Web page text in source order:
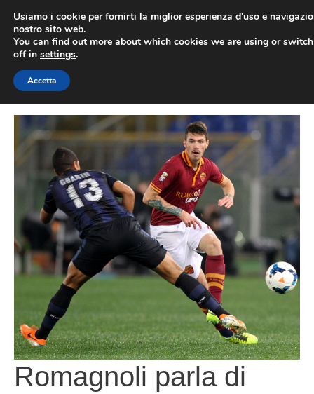
contenuto
Romagnoli parla di
Usiamo i cookie per fornirti la miglior esperienza d'uso e
nostro sito web.
You can find out more about which cookies we are using or
off in settings.
Accetta